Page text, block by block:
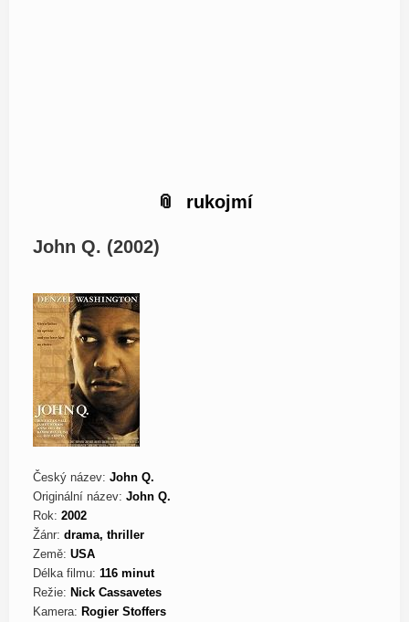
rukojmí
John Q. (2002)
Český název: John Q.
Originální název: John Q.
Rok: 2002
Žánr: drama, thriller
Země: USA
Délka filmu: 116 minut
Režie: Nick Cassavetes
Kamera: Rogier Stoffers